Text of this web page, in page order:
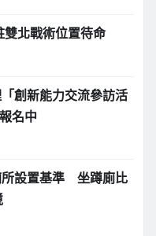
北戰術位置待命
創新能力交流參訪活
名中
所設置基準 坐蹲廁比